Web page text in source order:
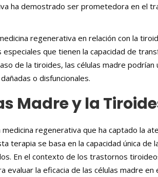
ha demostrado ser prometedora en el
regenerativa en relación con la
que tienen la capacidad de
de la tiroides, las células madre podrían
o disfuncionales.
Madre y la
regenerativa que ha captado la
terapia se basa en la capacidad única de
En el contexto de los trastornos
evaluar la eficacia de las células madre en